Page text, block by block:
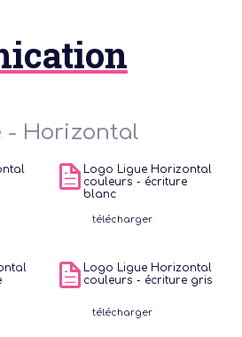
- Horizontal
Logo Ligue Horizontal
couleurs - écriture
blanc
télécharger
Logo Ligue Horizontal
couleurs - écriture gris
télécharger